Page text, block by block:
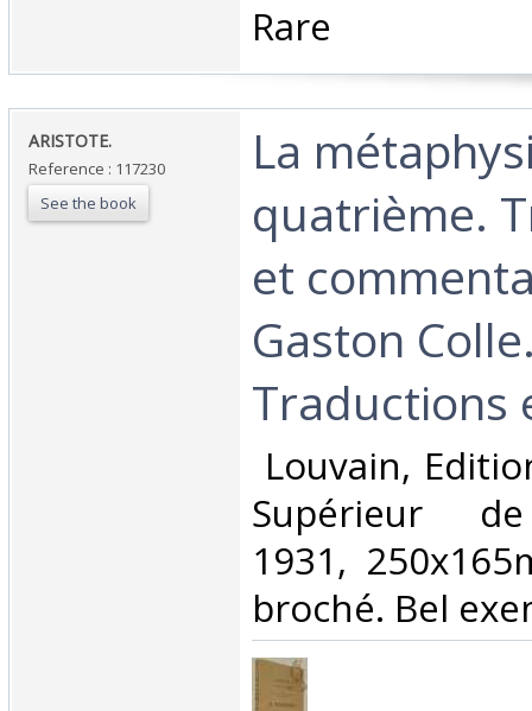
‎Rare‎
‎ARISTOTE.‎
Reference : 117230
See the book
‎La
quatrième.
et
Gaston
Traductions
Louvain,
Supérieur
1931,
broché. Bel